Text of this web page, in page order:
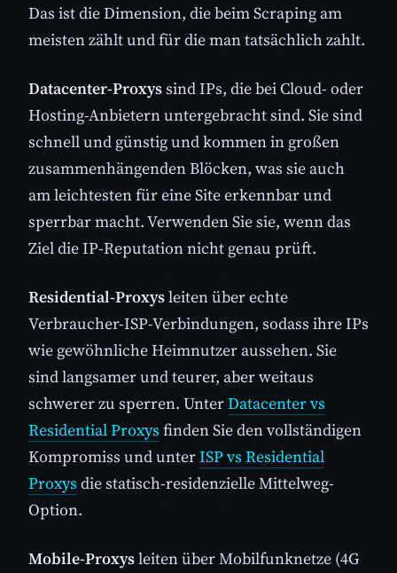
Das ist die Dimension, die beim Scraping am
meisten zählt und für die man tatsächlich zahlt.
Datacenter-Proxyssind IPs, die bei Cloud- oder
Hosting-Anbietern untergebracht sind. Sie sind
schnell und günstig und kommen in großen
zusammenhängenden Blöcken, was sie auch
am leichtesten für eine Site erkennbar und
sperrbar macht. Verwenden Sie sie, wenn das
Ziel die IP-Reputation nicht genau prüft.
Residential-Proxysleiten über echte
Verbraucher-ISP-Verbindungen, sodass ihre IPs
wie gewöhnliche Heimnutzer aussehen. Sie
sind langsamer und teurer, aber weitaus
schwerer zu sperren. UnterDatacenter vs
Residential Proxys finden Sie den vollständigen
Kompromiss und unterISP vs Residential
Proxys die statisch-residenzielle Mittelweg-
Option.
Mobile-Proxysleiten über Mobilfunknetze (4G